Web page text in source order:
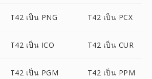
T42 เป็น PNG T42 เป็น PCX
T42 เป็น ICO T42 เป็น CUR
T42 เป็น PGM T42 เป็น PPM